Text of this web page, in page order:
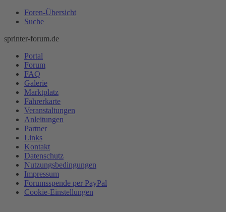
Foren-Übersicht
Suche
sprinter-forum.de
Portal
Forum
FAQ
Galerie
Marktplatz
Fahrerkarte
Veranstaltungen
Anleitungen
Partner
Links
Kontakt
Datenschutz
Nutzungsbedingungen
Impressum
Forumsspende per PayPal
Cookie-Einstellungen